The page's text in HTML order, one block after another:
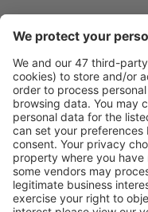
Rezervare fără
Economiseşte
Prețuri atractive
conectați.
Cazarea
Alege din peste
apartamente și